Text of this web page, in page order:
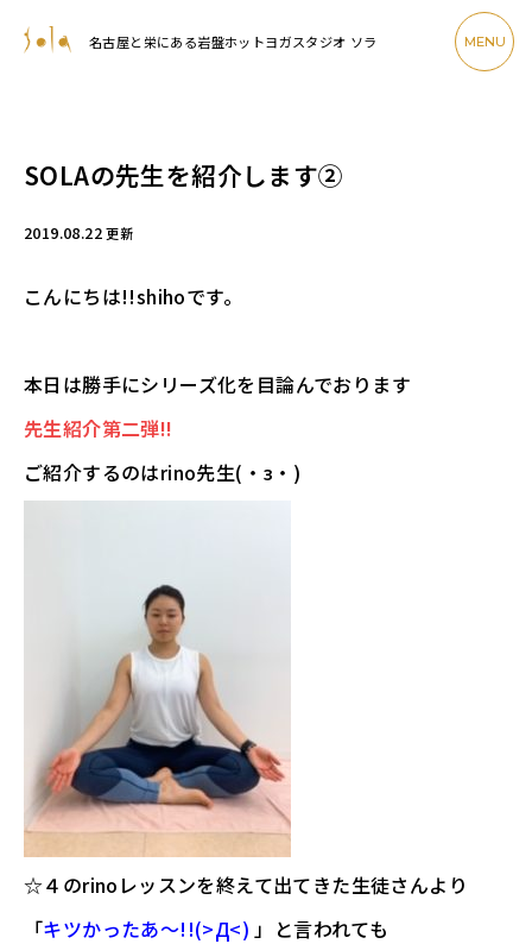
名古屋と栄にある岩盤ホットヨガスタジオ ソラ MENU
SOLAの先生を紹介します②
2019.08.22更新
こんにちは!!shihoです。
本日は勝手にシリーズ化を目論んでおります
先生紹介第二弾!!
ご紹介するのはrino先生(・з・)
☆４のrinoレッスンを終えて出てきた生徒さんより
「キツかったあ～!!(>Д<) 」と言われても